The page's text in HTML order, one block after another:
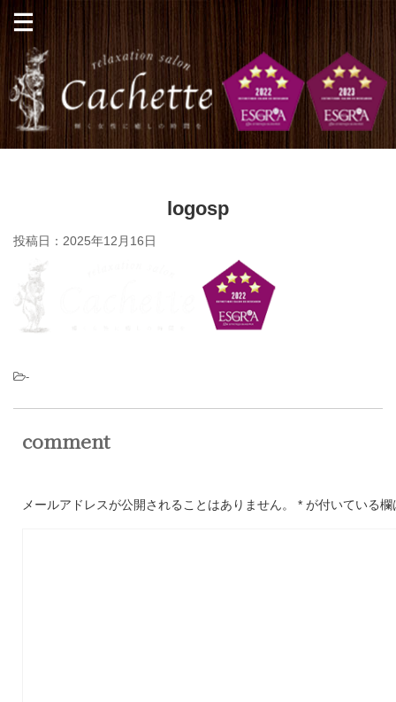
logosp
投稿日： 2025年12月16日
-
comment
メールアドレスが公開されることはありません。 * が付いている